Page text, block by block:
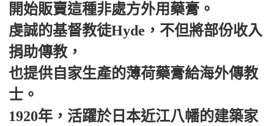
開始販賣這種非處方外用藥膏。
虔誠的基督教徒Hyde，不但將部份收入
捐助傳教，
也提供自家生產的薄荷藥膏給海外傳教
士。
1920年，活躍於日本近江八幡的建築家